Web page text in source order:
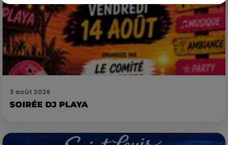
3 août 2026
SOIRÉE DJ PLAYA